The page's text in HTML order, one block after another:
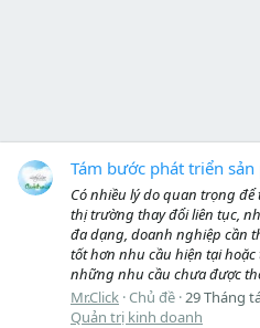
Tám bước phát triển
Có nhiều lý do quan trọng
thị trường thay đổi liên tục,
đa dạng, doanh nghiệp cần
tốt hơn nhu cầu hiện tại
những nhu cầu chưa được
Mr.Click Chủ đề 29 Tháng
Quản trị kinh doanh